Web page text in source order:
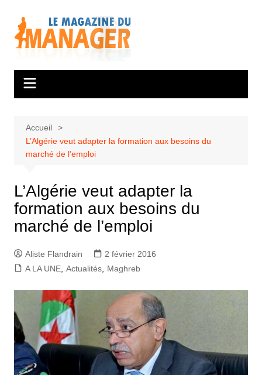
contenu
Accueil
L’Algérie veut adapter la formation aux besoins du
marché de l’emploi
L’Algérie veut adapter la
formation aux besoins du
marché de l’emploi
Aliste Flandrain
2 février 2016
A LA UNE, Actualités, Maghreb